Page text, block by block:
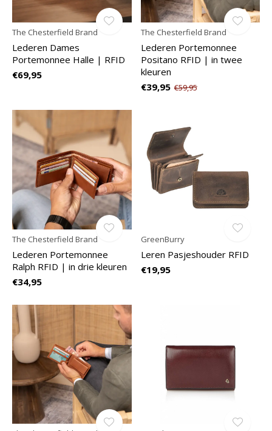
The Chesterfield Brand
Lederen Dames
Portemonnee Halle | RFID
€69,95
The Chesterfield Brand
Lederen Portemonnee
Positano RFID | in twee
kleuren
€39,95 €59,95
The Chesterfield Brand
Lederen Portemonnee
Ralph RFID | in drie kleuren
€34,95
GreenBurry
Leren Pasjeshouder RFID
€19,95